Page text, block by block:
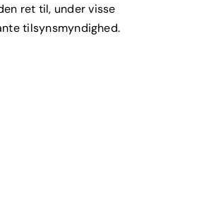
ret til, under visse
tilsynsmyndighed.